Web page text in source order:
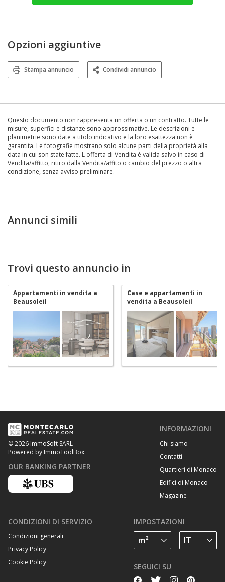
Opzioni aggiuntive
Stampa annuncio Condividi annuncio
Questo documento non rappresenta un offerta o un contratto. Tutte le
misure, superfici e distanze sono approssimative. Le descrizioni e
planimetrie sono date a titolo indicativo e la loro esattezza non è
garantita. Le fotografie mostrano solo alcune parti della proprietà alla
data in cui son state fatte. L offerta di Vendita è valida salvo in caso di
Vendita/affitto, ritiro dalla Vendita/affito o cambio del prezzo o altra
condizione, senza avviso preliminare.
Annunci simili
Trovi questo annuncio in
Appartamenti in vendita a
Beausoleil
Case e appartamenti in
vendita a Beausoleil
© 2026 ImmoSoft SARL
Powered by ImmoToolBox
OUR BANKING PARTNER
INFORMAZIONI
Chi siamo
Contatti
Quartieri di Monaco
Edifici di Monaco
Magazine
CONDIZIONI DI SERVIZIO
Condizioni generali
Privacy Policy
Cookie Policy
IMPOSTAZIONI
SEGUICI SU